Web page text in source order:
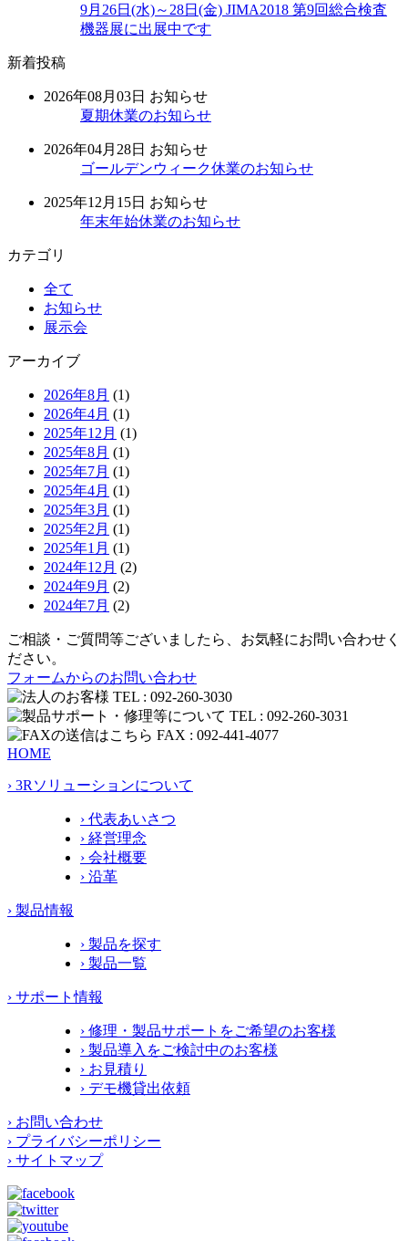
9月26日(水)～28日(金) JIMA2018 第9回総合検査
機器展に出展中です
新着投稿
2026年08月03日 お知らせ
夏期休業のお知らせ
2026年04月28日 お知らせ
ゴールデンウィーク休業のお知らせ
2025年12月15日 お知らせ
年末年始休業のお知らせ
カテゴリ
全て
お知らせ
展示会
アーカイブ
2026年8月 (1)
2026年4月 (1)
2025年12月 (1)
2025年8月 (1)
2025年7月 (1)
2025年4月 (1)
2025年3月 (1)
2025年2月 (1)
2025年1月 (1)
2024年12月 (2)
2024年9月 (2)
2024年7月 (2)
ご相談・ご質問等ございましたら、お気軽にお問い合わせく
ださい。
フォームからのお問い合わせ
HOME
› 3Rソリューションについて
› 代表あいさつ
› 経営理念
› 会社概要
› 沿革
› 製品情報
› 製品を探す
› 製品一覧
› サポート情報
› 修理・製品サポートをご希望のお客様
› 製品導入をご検討中のお客様
› お見積り
› デモ機貸出依頼
› お問い合わせ
› プライバシーポリシー
› サイトマップ